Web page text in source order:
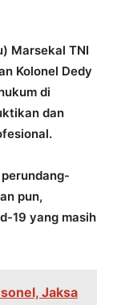
Marsekal TNI
Kolonel Dedy
di
dan
pun,
19 yang masih
Jaksa